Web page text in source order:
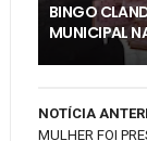
BINGO
MUNICIPAL
NOTÍCIA
MULHER FOI